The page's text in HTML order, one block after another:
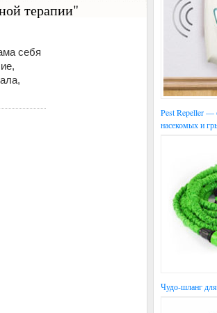
терапии"
себя
Pest Repeller —
насекомых и
Чудо-шланг